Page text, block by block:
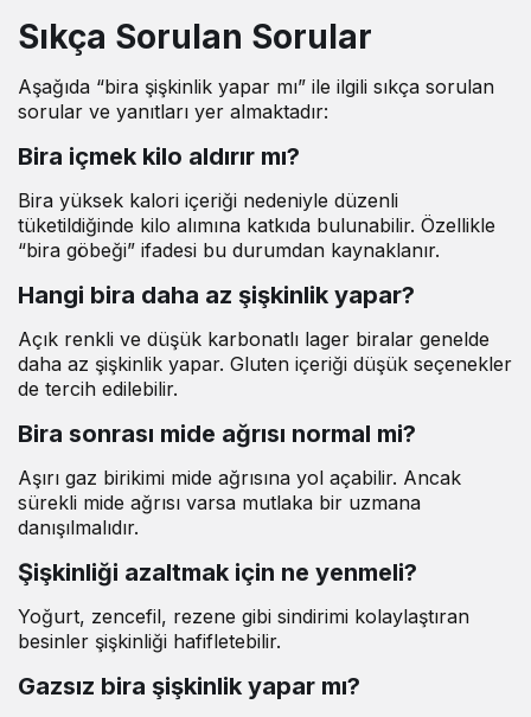
Sıkça Sorulan Sorular
Aşağıda “bira şişkinlik yapar mı” ile ilgili sıkça sorulan
sorular ve yanıtları yer almaktadır:
Bira içmek kilo aldırır mı?
Bira yüksek kalori içeriği nedeniyle düzenli
tüketildiğinde kilo alımına katkıda bulunabilir. Özellikle
“bira göbeği” ifadesi bu durumdan kaynaklanır.
Hangi bira daha az şişkinlik yapar?
Açık renkli ve düşük karbonatlı lager biralar genelde
daha az şişkinlik yapar. Gluten içeriği düşük seçenekler
de tercih edilebilir.
Bira sonrası mide ağrısı normal mi?
Aşırı gaz birikimi mide ağrısına yol açabilir. Ancak
sürekli mide ağrısı varsa mutlaka bir uzmana
danışılmalıdır.
Şişkinliği azaltmak için ne yenmeli?
Yoğurt, zencefil, rezene gibi sindirimi kolaylaştıran
besinler şişkinliği hafifletebilir.
Gazsız bira şişkinlik yapar mı?